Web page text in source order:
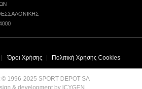
Όροι Χρήσης Πολιτική Χρήσης Cookies
1996-2025 SPORT DEPOT SA
& development by ICYGEN